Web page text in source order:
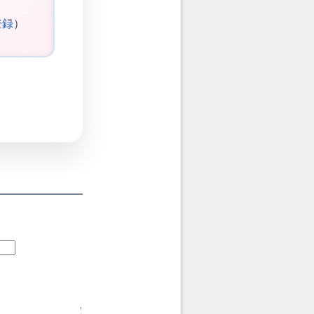
）
↑